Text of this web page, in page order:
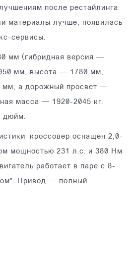
после рестайлинга:
материалы лучше, появилась
сервисы.
мм (гибридная версия —
мм, высота — 1780 мм,
мм, а дорожный просвет —
масса — 1920-2045 кг.
дюйм.
кроссовер оснащен 2,0-
мощностью 231 л.с. и 380 Нм
работает в паре с 8-
Привод — полный.